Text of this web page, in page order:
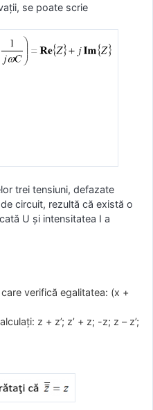
se poate scrie
trei tensiuni, defazate
circuit, rezultă că există o
U şi intensitatea I a
care verifică egalitatea: (x +
z + z’; z’ + z; -z; z – z’;